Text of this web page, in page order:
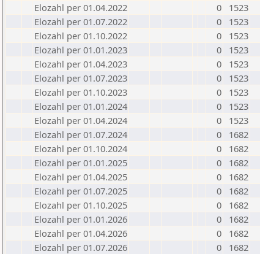
Elozahl per 01.04.2022
0
1523
Elozahl per 01.07.2022
0
1523
Elozahl per 01.10.2022
0
1523
Elozahl per 01.01.2023
0
1523
Elozahl per 01.04.2023
0
1523
Elozahl per 01.07.2023
0
1523
Elozahl per 01.10.2023
0
1523
Elozahl per 01.01.2024
0
1523
Elozahl per 01.04.2024
0
1523
Elozahl per 01.07.2024
0
1682
Elozahl per 01.10.2024
0
1682
Elozahl per 01.01.2025
0
1682
Elozahl per 01.04.2025
0
1682
Elozahl per 01.07.2025
0
1682
Elozahl per 01.10.2025
0
1682
Elozahl per 01.01.2026
0
1682
Elozahl per 01.04.2026
0
1682
Elozahl per 01.07.2026
0 1682